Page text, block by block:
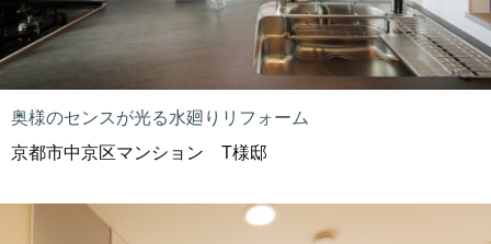
奥様のセンスが光る水廻りリフォーム
京都市中京区マンション T様邸